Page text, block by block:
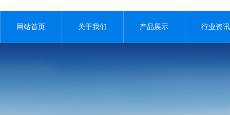
网站首页 关于我们 产品展示 行业资讯